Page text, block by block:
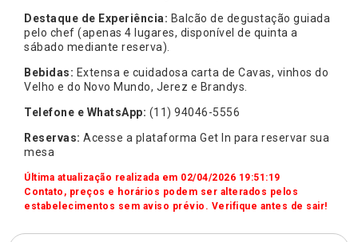
Destaque de Experiência: Balcão de degustação guiada
pelo chef (apenas 4 lugares, disponível de quinta a
sábado mediante reserva).
Bebidas: Extensa e cuidadosa carta de Cavas, vinhos do
Velho e do Novo Mundo, Jerez e Brandys.
Telefone e WhatsApp: (11) 94046-5556
Reservas: Acesse a plataforma Get In para reservar sua
mesa
Última atualização realizada em 02/04/2026 19:51:19
Contato, preços e horários podem ser alterados pelos
estabelecimentos sem aviso prévio. Verifique antes de sair!